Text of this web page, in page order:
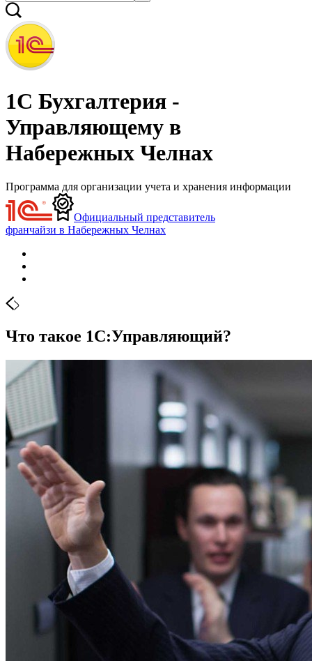
1С Бухгалтерия -
Управляющему в
Набережных Челнах
Программа для организации учета и хранения информации
Официальный представитель
франчайзи в Набережных Челнах
Что такое 1С:Управляющий?